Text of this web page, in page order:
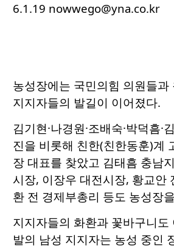
6.1.19 nowwego@yna.co.kr
농성장에는 국민의힘 의원들과
지지자들의 발길이 이어졌다.
김기현·나경원·조배숙·박덕흠·
진을 비롯해 친한(친한동훈)계
장 대표를 찾았고 김태흠 충남
시장, 이장우 대전시장, 황교안
환 전 경제부총리 등도 농성장
지지자들의 화환과 꽃바구니도
발의 남성 지지자는 농성 중인